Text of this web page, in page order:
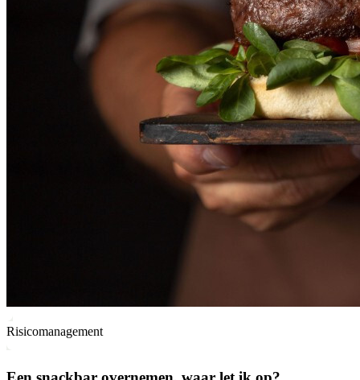
Risicomanagement